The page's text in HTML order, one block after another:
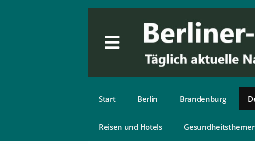
Start Berlin Brandenburg
Reisen und Hotels